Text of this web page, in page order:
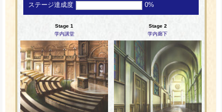
ステージ達成度 0%
Stage 1
学内講堂
Stage 2
学内廊下